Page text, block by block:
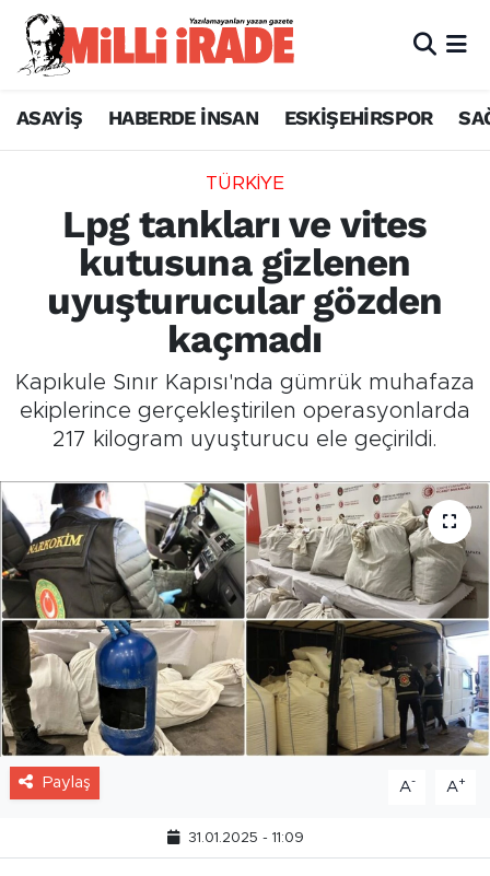
ASAYİŞ HABERDE İNSAN ESKİŞEHİRSPOR
TÜRKİYE
Lpg tankları ve vites
kutusuna gizlenen
uyuşturucular gözden
kaçmadı
Kapıkule Sınır Kapısı'nda gümrük muhafaza
ekiplerince gerçekleştirilen operasyonlarda
217 kilogram uyuşturucu ele geçirildi.
Paylaş A- A+
31.01.2025 - 11:09